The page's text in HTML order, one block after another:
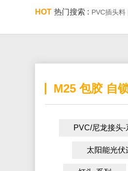
HOT 热门搜索 : PVC插头料
M25 包胶 自
PVC/尼龙接头-
太阳能光伏